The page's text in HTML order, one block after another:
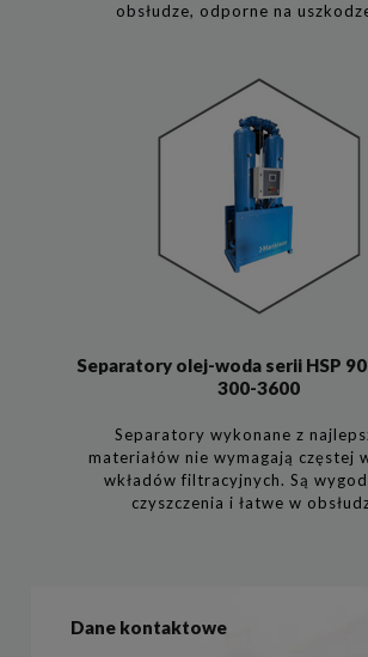
obsłudze, odporne na
Separatory olej-woda serii HSP
300-3600
Separatory wykonane z
materiałów nie wymagają częstej
wkładów filtracyjnych. Są
czyszczenia i łatwe w
Dane kontaktowe